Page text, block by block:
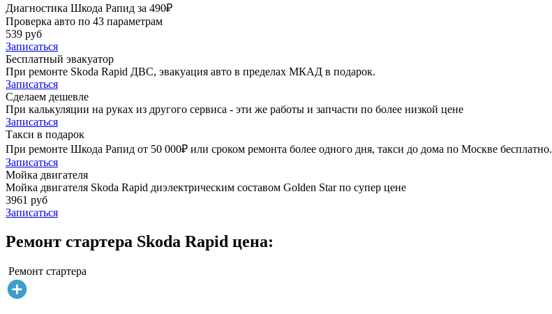
Диагностика Шкода Рапид за 490₽
Проверка авто по 43 параметрам
539 руб
Записаться
Бесплатный эвакуатор
При ремонте Skoda Rapid ДВС, эвакуация авто в пределах МКАД в подарок.
Записаться
Сделаем дешевле
При калькуляции на руках из другого сервиса - эти же работы и запчасти по более низкой цене
Записаться
Такси в подарок
При ремонте Шкода Рапид от 50 000₽ или сроком ремонта более одного дня, такси до дома по Москве бесплатно.
Записаться
Мойка двигателя
Мойка двигателя Skoda Rapid диэлектрическим составом Golden Star по супер цене
3961 руб
Записаться
Ремонт стартера Skoda Rapid цена:
Ремонт стартера